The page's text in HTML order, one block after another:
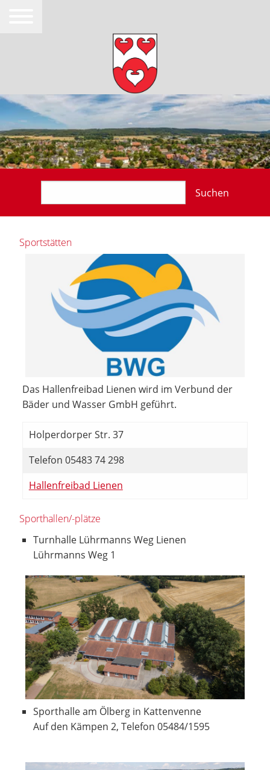
Suchen
Sportstätten
Das Hallenfreibad Lienen wird im Verbund der
Bäder und Wasser GmbH geführt.
Holperdorper Str. 37
Telefon 05483 74 298
Hallenfreibad Lienen
Sporthallen/-plätze
Turnhalle Lührmanns Weg Lienen
Lührmanns Weg 1
Sporthalle am Ölberg in Kattenvenne
Auf den Kämpen 2, Telefon 05484/1595